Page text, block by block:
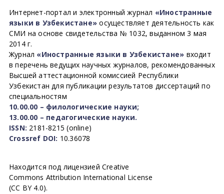
Интернет-портал и электронный журнал «Иностранные
языки в Узбекистане» осуществляет деятельность как
СМИ на основе свидетельства № 1032, выданном 3 мая
2014 г.
Журнал «Иностранные языки в Узбекистане» входит
в перечень ведущих научных журналов, рекомендованных
Высшей аттестационной комиссией Республики
Узбекистан для публикации результатов диссертаций по
специальностям
10.00.00 – филологические науки;
13.00.00 – педагогические науки.
ISSN: 2181-8215 (online)
Crossref DOI: 10.36078
Находится под лицензией Creative
Commons Attribution International License
(CC BY 4.0).